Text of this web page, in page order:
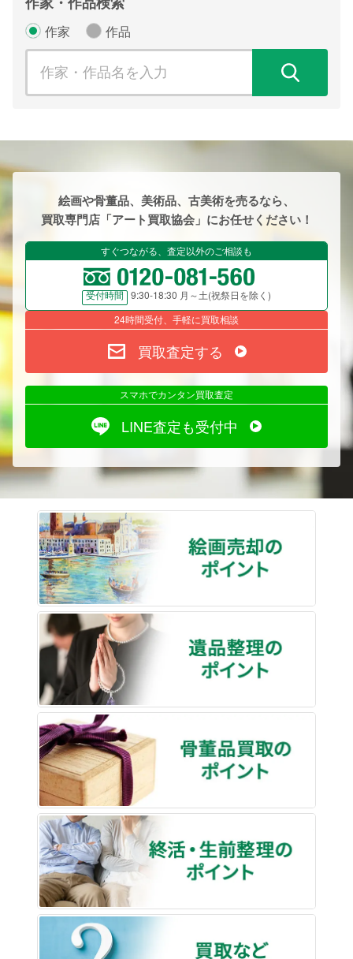
作家 作品
絵画や骨董品、美術品、古美術を売るなら、
買取専門店「アート買取協会」にお任せください！
すぐつながる、査定以外のご相談も
受付時間
9:30-18:30 月～土(祝祭日を除く)
24時間受付、手軽に買取相談
買取査定する
スマホでカンタン買取査定
LINE査定も受付中